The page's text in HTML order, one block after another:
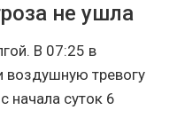
не ушла
В 07:25 в
воздушную тревогу
начала суток 6